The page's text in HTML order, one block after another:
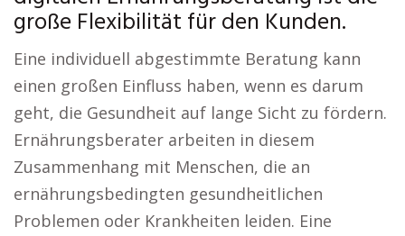
große Flexibilität für den Kunden.
Eine individuell abgestimmte Beratung kann
einen großen Einfluss haben, wenn es darum
geht, die Gesundheit auf lange Sicht zu fördern.
Ernährungsberater arbeiten in diesem
Zusammenhang mit Menschen, die an
ernährungsbedingten gesundheitlichen
Problemen oder Krankheiten leiden. Eine